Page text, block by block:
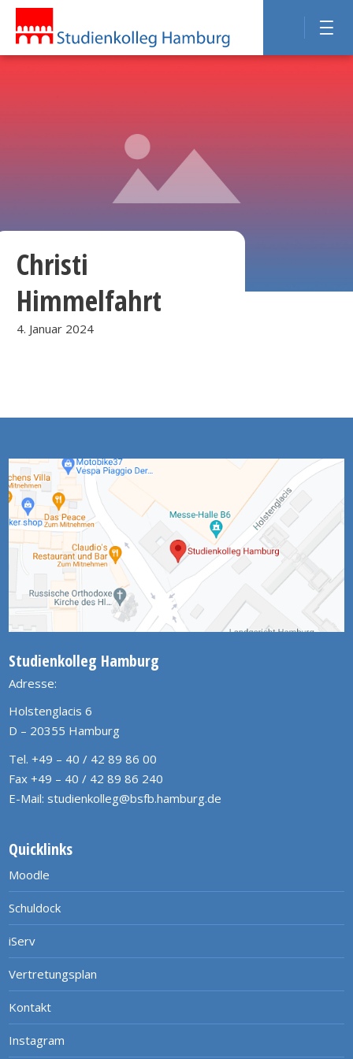
Christi
Himmelfahrt
4. Januar 2024
Studienkolleg Hamburg
Adresse:
Holstenglacis 6
D – 20355 Hamburg
Tel. +49 – 40 / 42 89 86 00
Fax +49 – 40 / 42 89 86 240
E-Mail: studienkolleg@bsfb.hamburg.de
Quicklinks
Moodle
Schuldock
iServ
Vertretungsplan
Kontakt
Instagram